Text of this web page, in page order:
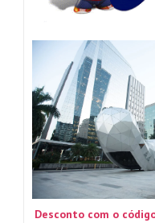
Desconto com o código